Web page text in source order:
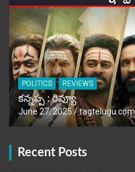
POLITICS REVIEWS
కన్నప్ప : రివ్యూ
June 27, 2025 tagtelugu.com
Recent Posts